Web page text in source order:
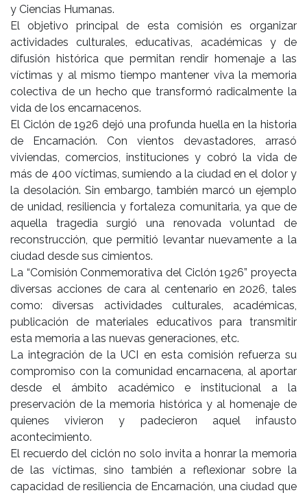
y Ciencias Humanas.
El objetivo principal de esta comisión es organizar
actividades culturales, educativas, académicas y de
difusión histórica que permitan rendir homenaje a las
víctimas y al mismo tiempo mantener viva la memoria
colectiva de un hecho que transformó radicalmente la
vida de los encarnacenos.
El Ciclón de 1926 dejó una profunda huella en la historia
de Encarnación. Con vientos devastadores, arrasó
viviendas, comercios, instituciones y cobró la vida de
más de 400 víctimas, sumiendo a la ciudad en el dolor y
la desolación. Sin embargo, también marcó un ejemplo
de unidad, resiliencia y fortaleza comunitaria, ya que de
aquella tragedia surgió una renovada voluntad de
reconstrucción, que permitió levantar nuevamente a la
ciudad desde sus cimientos.
La “Comisión Conmemorativa del Ciclón 1926” proyecta
diversas acciones de cara al centenario en 2026, tales
como: diversas actividades culturales, académicas,
publicación de materiales educativos para transmitir
esta memoria a las nuevas generaciones, etc.
La integración de la UCI en esta comisión refuerza su
compromiso con la comunidad encarnacena, al aportar
desde el ámbito académico e institucional a la
preservación de la memoria histórica y al homenaje de
quienes vivieron y padecieron aquel infausto
acontecimiento.
El recuerdo del ciclón no solo invita a honrar la memoria
de las víctimas, sino también a reflexionar sobre la
capacidad de resiliencia de Encarnación, una ciudad que